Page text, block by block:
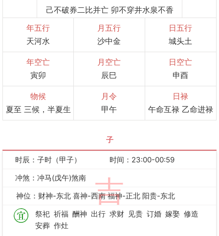
己不破券二比并亡 卯不穿井水泉不香
年五行
天河水
月五行
沙中金
日五行
城头土
年空亡
寅卯
月空亡
辰巳
日空亡
申酉
物候
夏至 三候，半夏生
月令
甲午
日禄
午命互禄 乙命进禄
子
吉
时辰：子时（甲子）
时间：23:00-00:59
冲煞：冲马(戊午)煞南
神位：财神-东北 喜神-西南 福神-正北 阳贵-东北
祭祀 祈福 酬神 出行 求财 见贵 订婚 嫁娶 修造
安葬 作灶